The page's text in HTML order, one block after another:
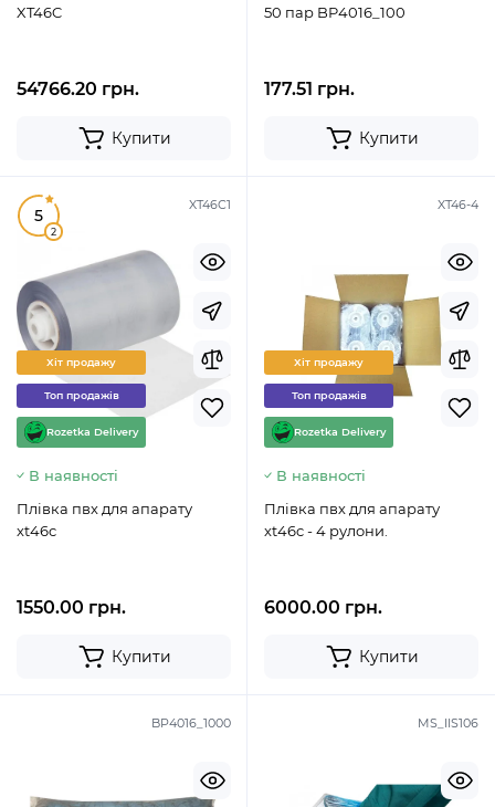
XT46C
54766.20 грн.
Купити
50 пар BP4016_100
177.51 грн.
Купити
XT46C1
5
2
Хіт продажу
Топ продажів
Rozetka Delivery
В наявності
Плівка пвх для апарату
xt46c
1550.00 грн.
Купити
XT46-4
Хіт продажу
Топ продажів
Rozetka Delivery
В наявності
Плівка пвх для апарату
xt46c - 4 рулони.
6000.00 грн.
Купити
BP4016_1000 MS_IIS106